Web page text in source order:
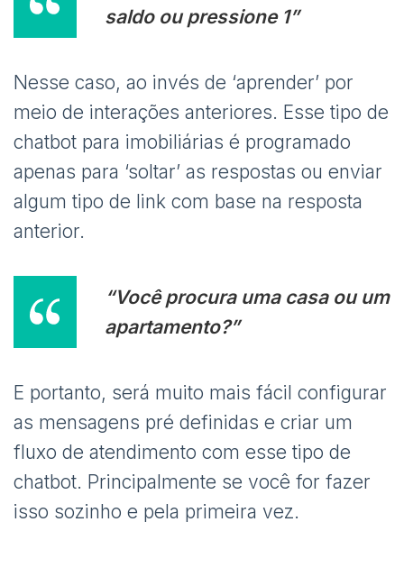
saldo ou pressione 1”
Nesse caso, ao invés de ‘aprender’ por
meio de interações anteriores. Esse tipo de
chatbot para imobiliárias é programado
apenas para ‘soltar’ as respostas ou enviar
algum tipo de link com base na resposta
anterior.
“Você procura uma casa ou um
apartamento?”
E portanto, será muito mais fácil configurar
as mensagens pré definidas e criar um
fluxo de atendimento com esse tipo de
chatbot. Principalmente se você for fazer
isso sozinho e pela primeira vez.